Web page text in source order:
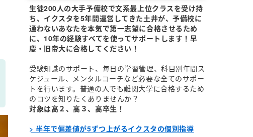
生徒200人の大手予備校で文系最上位クラスを受け持
ち、イクスタを5年間運営してきた土井が、予備校に
通わないあなたを本気で第一志望に合格させるため
に、10年の経験すべてを使ってサポートします！早
慶・旧帝大に合格してください！
受験知識のサポート、毎日の学習管理、科目別年間ス
ケジュール、メンタルコーチなど必要な全てのサポー
トを行います。普通の人でも難関大学に合格するため
のコツを知りたくありませんか？
対象は高２、高３、高卒生！
> 半年で偏差値が5ずつ上がるイクスタの個別指導